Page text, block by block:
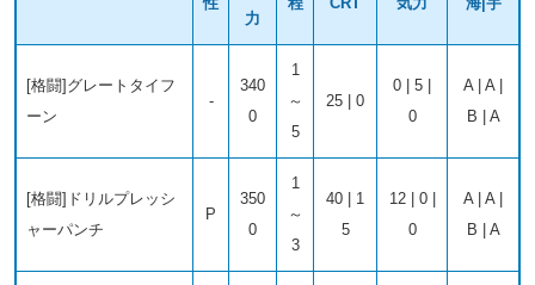
力
[格闘]グレートタイフ
ーン
-
340
0
1
～
5
25 | 0
0 | 5 |
0
A | A |
B | A
[格闘]ドリルプレッシ
ャーパンチ
P
350
0
1
～
3
40 | 1
5
12 | 0 |
0
A | A |
B | A